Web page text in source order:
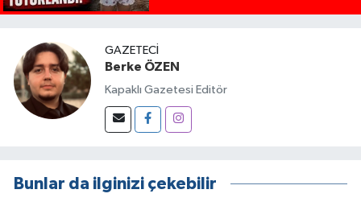
GAZETECI
Berke ÖZEN
Kapaklı Gazetesi Editör
Bunlar da ilginizi çekebilir